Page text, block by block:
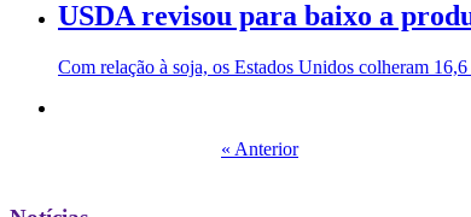
USDA revisou para baixo a
Com relação à soja, os Estados Unidos colheram
« Anterior